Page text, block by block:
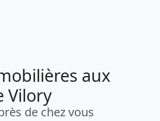
aux
Vilory
de chez vous